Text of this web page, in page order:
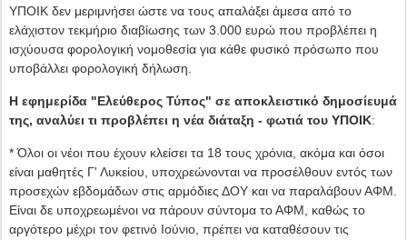
ΥΠΟΙΚ δεν μεριμνήσει ώστε να τους απαλάξει άμεσα από το
ελάχιστον τεκμήριο διαβίωσης των 3.000 ευρώ που προβλέπει η
ισχύουσα φορολογική νομοθεσία για κάθε φυσικό πρόσωπο που
υποβάλλει φορολογική δήλωση.
Η εφημερίδα "Ελεύθερος Τύπος" σε αποκλειστικό δημοσίευμά
της, αναλύει τι προβλέπει η νέα διάταξη - φωτιά του ΥΠΟΙΚ:
* Όλοι οι νέοι που έχουν κλείσει τα 18 τους χρόνια, ακόμα και όσοι
είναι μαθητές Γ' Λυκείου, υποχρεώνονται να προσέλθουν εντός των
προσεχών εβδομάδων στις αρμόδιες ΔΟΥ και να παραλάβουν ΑΦΜ.
Είναι δε υποχρεωμένοι να πάρουν σύντομα το ΑΦΜ, καθώς το
αργότερο μέχρι τον φετινό Ιούνιο, πρέπει να καταθέσουν τις